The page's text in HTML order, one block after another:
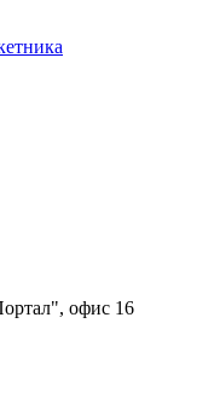
офис 16